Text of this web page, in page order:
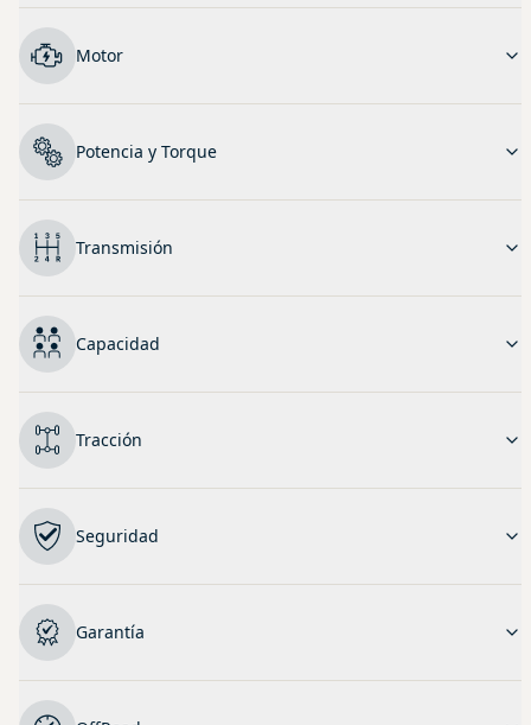
Motor
Potencia y Torque
Transmisión
Capacidad
Tracción
Seguridad
Garantía